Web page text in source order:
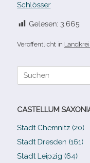
Schlösser
Gelesen: 3.665
Veröffentlicht in
Suche
CASTELLUM
Stadt Chemnitz (20)
Stadt Dresden (161)
Stadt Leipzig (64)